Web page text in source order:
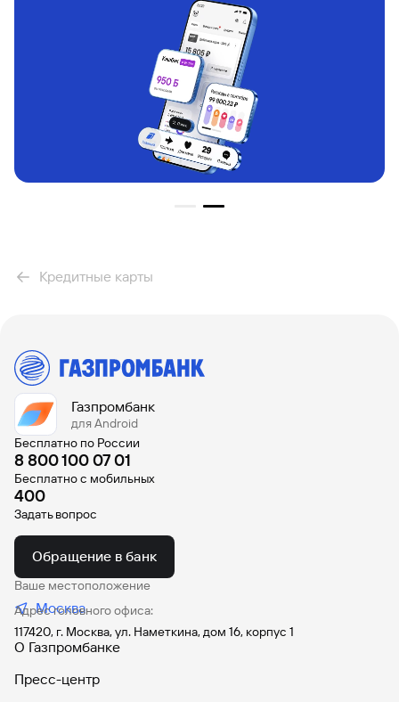
Кредитные карты
Газпромбанк
для Android
Бесплатно по России
8 800 100 07 01
Бесплатно с мобильных
400
Задать вопрос
Обращение в банк
Ваше местоположение
Москва
Адрес головного офиса:
117420, г. Москва, ул. Наметкина, дом 16, корпус 1
О Газпромбанке
Пресс-центр